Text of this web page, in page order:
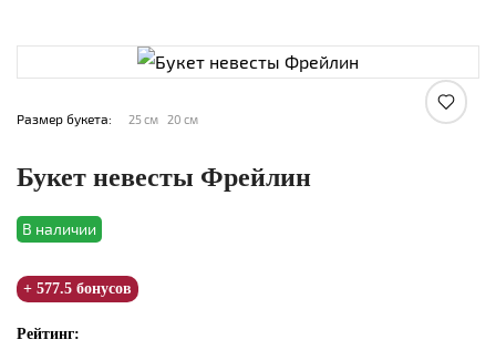
Размер букета: 25 см 20 см
Букет невесты Фрейлин
В наличии
+ 577.5 бонусов
Рейтинг: